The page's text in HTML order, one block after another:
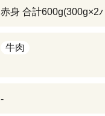
赤身 合計600g(300g×2
牛肉
-